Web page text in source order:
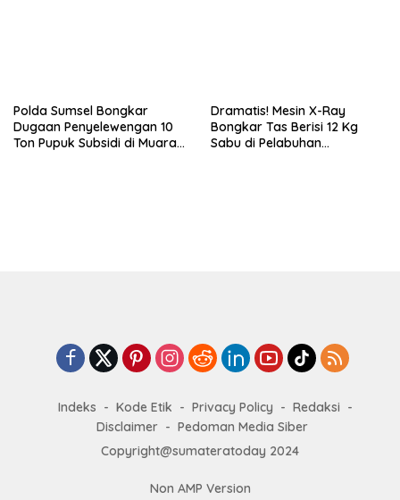
Polda Sumsel Bongkar
Dugaan Penyelewengan 10
Ton Pupuk Subsidi di Muara
Dramatis! Mesin X-Ray
Bongkar Tas Berisi 12 Kg
Sabu di Pelabuhan
Indeks Kode Etik Privacy Policy
Redaksi
Disclaimer
Pedoman Media Siber
Copyright@sumateratoday 2024
Non AMP Version